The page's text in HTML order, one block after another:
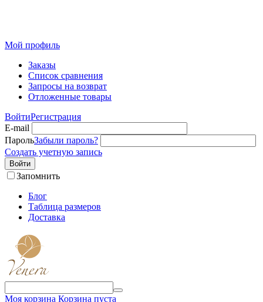
Мой профиль
Заказы
Список сравнения
Запросы на возврат
Отложенные товары
ВойтиРегистрация
E-mail
ПарольЗабыли пароль?
Создать учетную запись
Войти
Запомнить
Блог
Таблица размеров
Доставка
Моя корзина Корзина пуста